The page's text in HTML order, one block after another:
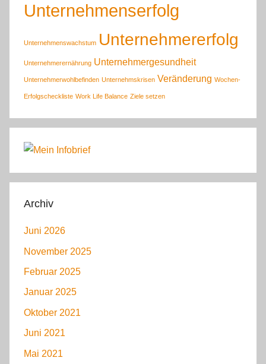
Unternehmenserfolg
Unternehmenswachstum Unternehmererfolg
Unternehmerernährung Unternehmergesundheit
Unternehmerwohlbefinden Unternehmskrisen Veränderung Wochen-
Erfolgscheckliste Work Life Balance Ziele setzen
Archiv
Juni 2026
November 2025
Februar 2025
Januar 2025
Oktober 2021
Juni 2021
Mai 2021